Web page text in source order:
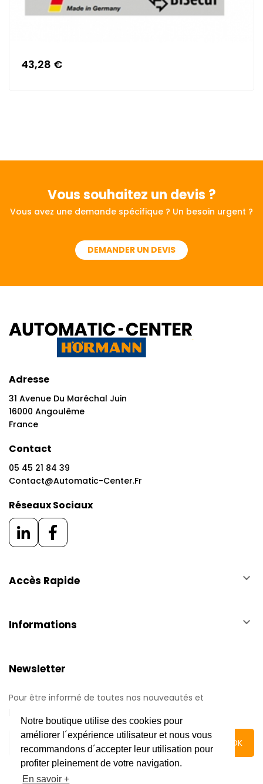
Notre boutique utilise des cookies pour
améliorer l´expérience utilisateur et nous vous
recommandons d´accepter leur utilisation pour
profiter pleinement de votre navigation.
En savoir +
43,28 €
Vous souhaitez un devis ?
Vous avez une demande spécifique ? Un besoin urgent ?
DEMANDER UN DEVIS
Adresse
31 Avenue Du Maréchal Juin
16000 Angoulême
France
Contact
05 45 21 84 39
Contact@automatic-Center.fr
Réseaux Sociaux
Accès Rapide keyboard_arrow_down
Informations keyboard_arrow_down
Newsletter
Pour être informé de toutes nos nouveautés et
promotions.